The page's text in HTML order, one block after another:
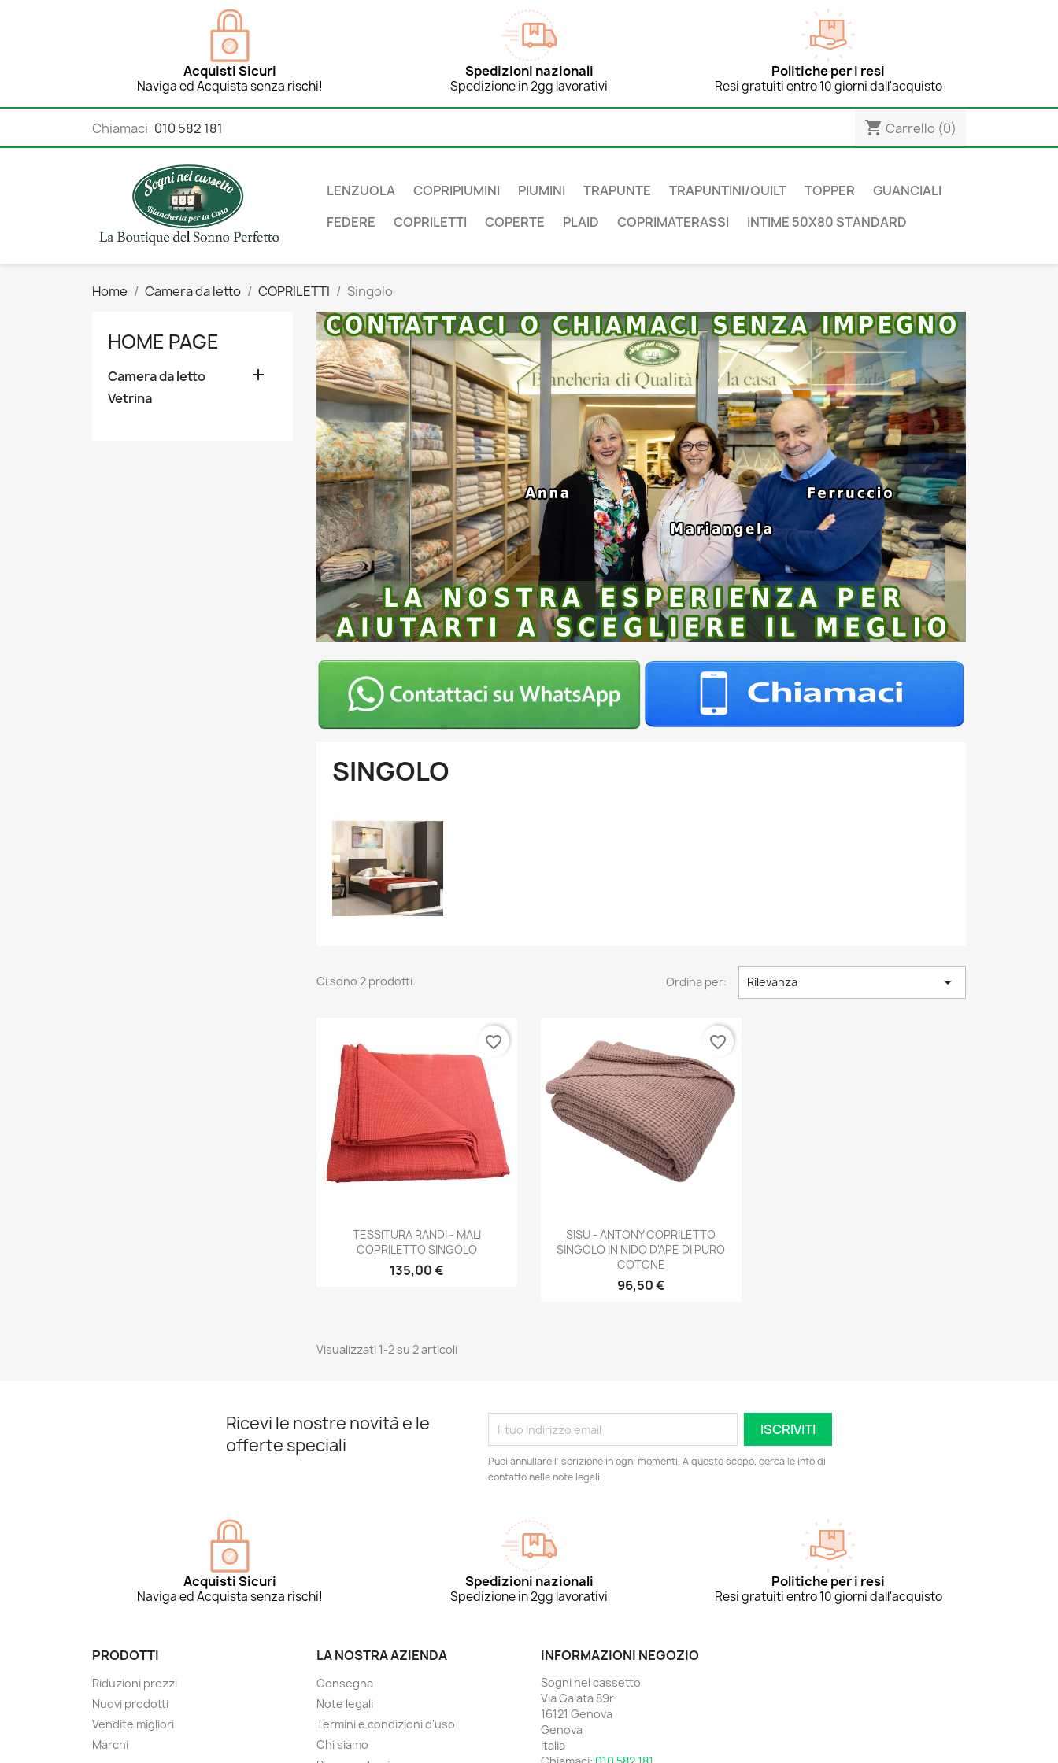
Acquisti Sicuri
Naviga ed Acquista senza rischi!
Spedizioni nazionali
Spedizione in 2gg lavorativi
Politiche per i resi
Resi gratuiti entro 10 giorni dall'acquisto
Chiamaci: 010 582 181 shopping_cart Carrello (0)
LENZUOLA COPRIPIUMINI PIUMINI TRAPUNTE TRAPUNTINI/QUILT TOPPER
GUANCIALI
FEDERE
COPRILETTI COPERTE PLAID COPRIMATERASSI INTIME 50X80 STANDARD
Home Camera da letto COPRILETTI Singolo
HOME PAGE
Camera da letto 
Vetrina
SINGOLO
Ci sono 2 prodotti. Ordina per: Rilevanza 
 Anteprima
TESSITURA RANDI - MALI
COPRILETTO SINGOLO
135,00 €
favorite_border
Anteprima
SISU - ANTONY COPRILETTO
SINGOLO IN NIDO D'APE DI PURO
COTONE
96,50 €
favorite_border
Visualizzati 1-2 su 2 articoli
Ricevi le nostre novità e le
offerte speciali
Puoi annullare l'iscrizione in ogni momenti. A questo scopo, cerca le info di
contatto nelle note legali.
Acquisti Sicuri
Naviga ed Acquista senza rischi!
Spedizioni nazionali
Spedizione in 2gg lavorativi
Politiche per i resi
Resi gratuiti entro 10 giorni dall'acquisto
PRODOTTI
Riduzioni prezzi
Nuovi prodotti
Vendite migliori
Marchi
LA NOSTRA AZIENDA
Consegna
Note legali
Termini e condizioni d'uso
Chi siamo
INFORMAZIONI NEGOZIO
Sogni nel cassetto
Via Galata 89r
16121 Genova
Genova
Italia